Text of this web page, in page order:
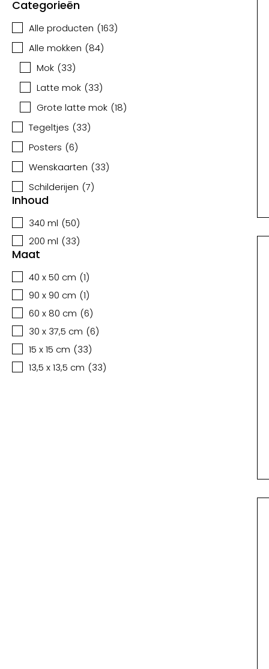
Categorieën
Alle producten (163)
Alle mokken (84)
Mok (33)
Latte mok (33)
Grote latte mok (18)
Tegeltjes (33)
Posters (6)
Wenskaarten (33)
Schilderijen (7)
Inhoud
340 ml (50)
200 ml (33)
Maat
40 x 50 cm (1)
90 x 90 cm (1)
60 x 80 cm (6)
30 x 37,5 cm (6)
15 x 15 cm (33)
13,5 x 13,5 cm (33)